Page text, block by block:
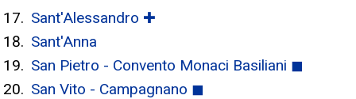
Sant'Alessandro ✚
Sant'Anna
San Pietro - Convento Monaci Basiliani ◼
San Vito - Campagnano ◼